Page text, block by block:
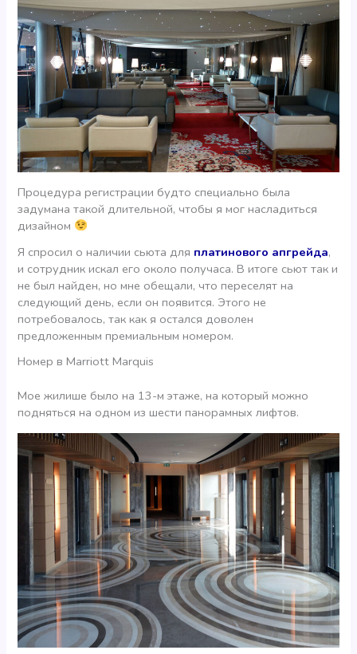
Процедура регистрации будто специально была
задумана такой длительной, чтобы я мог насладиться
дизайном
Я спросил о наличии сьюта для платинового апгрейда,
и сотрудник искал его около получаса. В итоге сьют так и
не был найден, но мне обещали, что переселят на
следующий день, если он появится. Этого не
потребовалось, так как я остался доволен
предложенным премиальным номером.
Номер в Marriott Marquis
Мое жилише было на 13-м этаже, на который можно
подняться на одном из шести панорамных лифтов.